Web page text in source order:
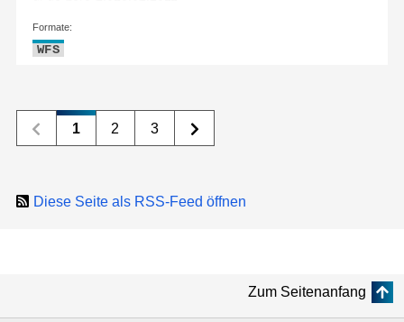
Formate:
WFS
1 2 3
Diese Seite als RSS-Feed öffnen
Zum Seitenanfang